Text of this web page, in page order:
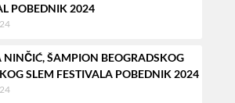
POBEDNIK 2024
NINČIĆ, ŠAMPION BEOGRADSKOG
SLEM FESTIVALA POBEDNIK 2024